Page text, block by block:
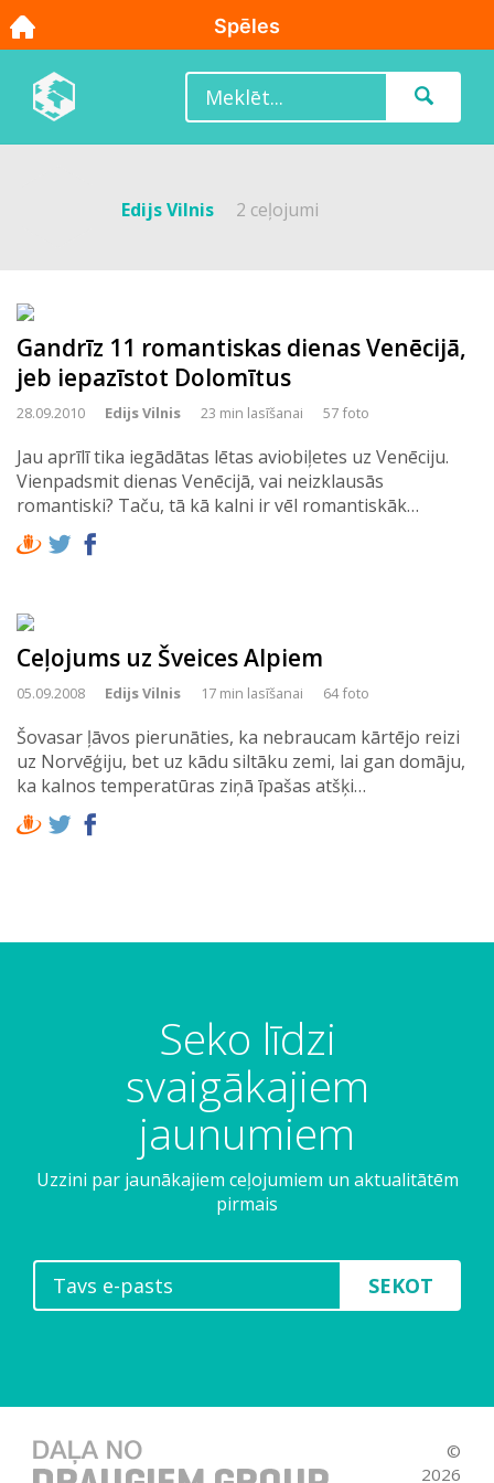
Edijs Vilnis 2 ceļojumi
Gandrīz 11 romantiskas dienas Venēcijā,
jeb iepazīstot Dolomītus
28.09.2010 Edijs Vilnis 23 min lasīšanai 57 foto
Jau aprīlī tika iegādātas lētas aviobiļetes uz Venēciju.
Vienpadsmit dienas Venēcijā, vai neizklausās
romantiski? Taču, tā kā kalni ir vēl romantiskāk…
Ceļojums uz Šveices Alpiem
05.09.2008 Edijs Vilnis 17 min lasīšanai 64 foto
Šovasar ļāvos pierunāties, ka nebraucam kārtējo reizi
uz Norvēģiju, bet uz kādu siltāku zemi, lai gan domāju,
ka kalnos temperatūras ziņā īpašas atšķi…
Seko līdzi
svaigākajiem
jaunumiem
Uzzini par jaunākajiem ceļojumiem un aktualitātēm
pirmais
SEKOT
©
2026